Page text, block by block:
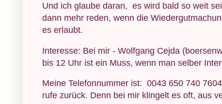
Und ich glaube daran, es wird bald so weit
dann mehr reden, wenn die
es erlaubt.
Interesse: Bei mir - Wolfgang Cejda
bis 12 Uhr ist ein Muss, wenn man selber
Meine Telefonnummer ist: 0043 650 740
rufe zurück. Denn bei mir klingelt es oft, aus